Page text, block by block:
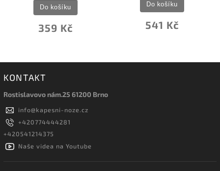
359 Kč
Do košíku
541 Kč
Do košíku
KONTAKT
Rostislavovo nám.25 61200 Brno
info@kapesni-noze.cz
+420774444281
+420541214375
Naše videa na Youtube